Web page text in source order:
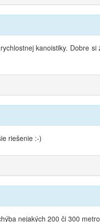
kanoistiky. Dobre
riešenie :-)
nejakých 200 či 300